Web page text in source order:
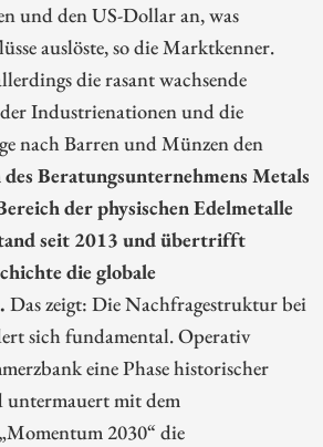
und den US-Dollar an, was
auslöste, so die Marktkenner.
die rasant wachsende
Industrienationen und die
nach Barren und Münzen den
Beratungsunternehmens Metals
der physischen Edelmetalle
seit 2013 und übertrifft
die globale
Das zeigt: Die Nachfragestruktur bei
sich fundamental. Operativ
eine Phase historischer
untermauert mit dem
2030“ die